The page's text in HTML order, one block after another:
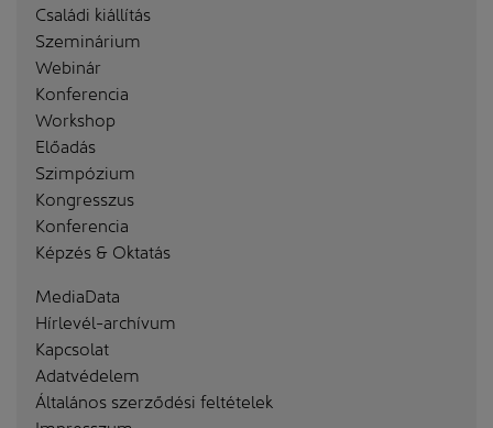
Családi kiállítás
Szeminárium
Webinár
Konferencia
Workshop
Előadás
Szimpózium
Kongresszus
Konferencia
Képzés & Oktatás
MediaData
Hírlevél-archívum
Kapcsolat
Adatvédelem
Általános szerződési feltételek